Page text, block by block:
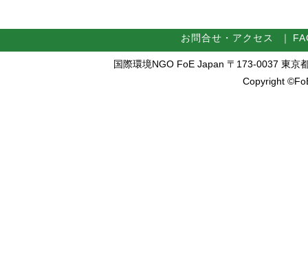
お問合せ・アクセス
国際環境NGO FoE Japan 〒173-0037 東
Copyright